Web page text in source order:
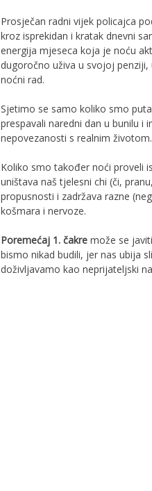
Prosječan radni vijek policajca
kroz isprekidan i kratak dnevni
energija mjeseca koja je noću
dugoročno uživa u svojoj
noćni rad.
Sjetimo se samo koliko smo
prespavali naredni dan u bunilu
nepovezanosti s realnim životom.
Koliko smo također noći proveli
uništava naš tjelesni chi (či,
propusnosti i zadržava razne
košmara i nervoze.
Poremećaj 1. čakre može se
bismo nikad budili, jer nas ubija
doživljavamo kao neprijateljski